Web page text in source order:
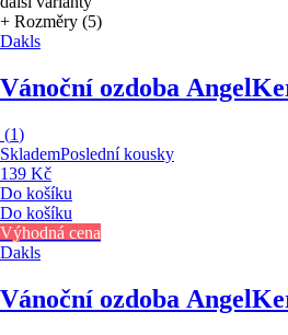
+ Rozměry (5)
Dakls
Vánoční ozdoba Angel
(1)
SklademPoslední kousky
139 Kč
Do košíku
Do košíku
Výhodná cena
Dakls
Vánoční ozdoba Angel